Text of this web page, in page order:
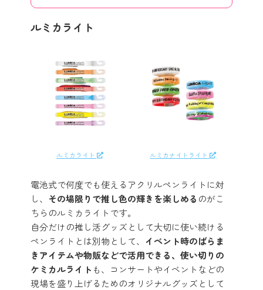
ルミカライト
ルミカライト ルミカナイトライト
電池式で何度でも使えるアクリルペンライトに対
し、
その場限りで推し色の輝きを楽しめる のがこ
ちらのルミカライトです。
自分だけの推し活グッズとして大切に使い続ける
ペンライトとは別物として、
イベント時のばらま
きアイテムや物販などで活用できる、使い切りの
ケミカルライト も、コンサートやイベントなどの
現場を盛り上げるためのオリジナルグッズとして